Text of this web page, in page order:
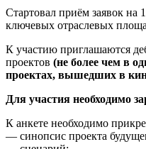
Стартовал приём заявок
ключевых отраслевых
К участию приглашаются
проектов (не более чем в
проектах, вышедших в
Для участия необходимо
К анкете необходимо
— синопсис проекта